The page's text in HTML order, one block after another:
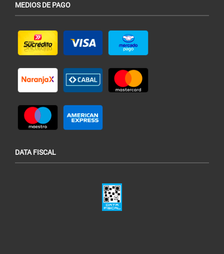
MEDIOS DE PAGO
DATA FISCAL